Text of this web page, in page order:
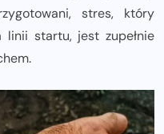
stres, który
startu, jest zupełnie